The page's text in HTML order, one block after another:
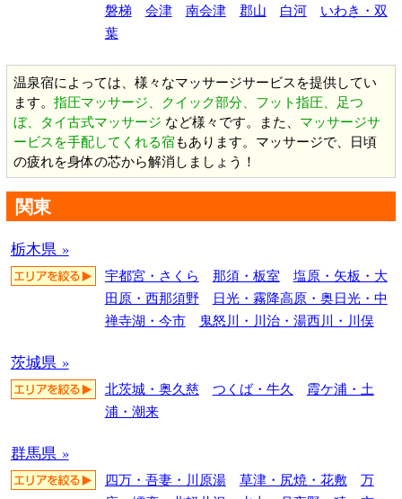
磐梯
会津 南会津 郡山 白河
いわき・双
葉
温泉宿によっては、様々なマッサージサービスを提供してい
ます。 指圧マッサージ、クイック部分、フット指圧、足つ
ぼ、タイ古式マッサージ など様々です。また、 マッサージサ
ービスを手配してくれる宿もあります。マッサージで、日頃
の疲れを身体の芯から解消しましょう！
関東
栃木県 »
宇都宮・さくら 那須・板室
塩原・矢板・大
田原・西那須野
日光・霧降高原・奥日光・中
禅寺湖・今市
鬼怒川・川治・湯西川・川俣
茨城県 »
北茨城・奥久慈 つくば・牛久
霞ケ浦・土
浦・潮来
群馬県 »
四万・吾妻・川原湯 草津・尻焼・花敷
万